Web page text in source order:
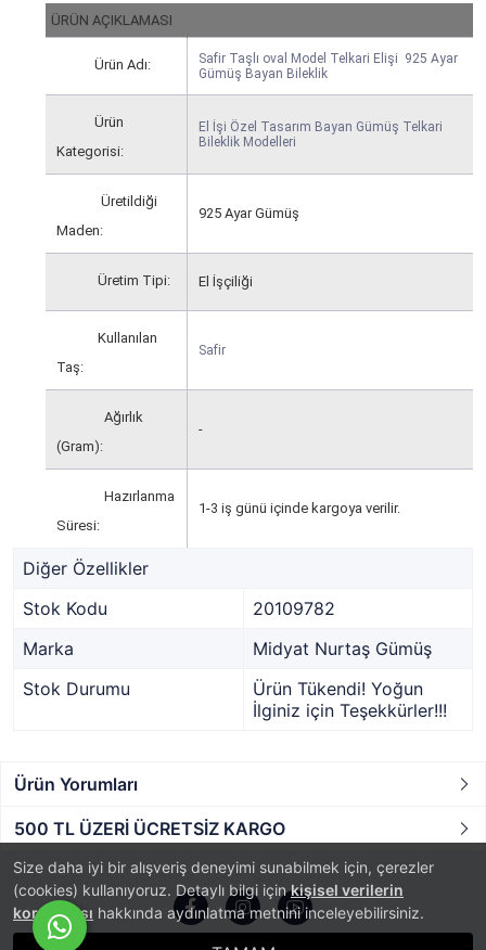
Size daha iyi bir alışveriş deneyimi sunabilmek için, çerezler
(cookies) kullanıyoruz. Detaylı bilgi içinkişisel verilerin
korunması hakkında aydınlatma metnini inceleyebilirsiniz.
ÜRÜN AÇIKLAMASI
Ürün Adı:
Safir Taşlı oval Model Telkari Elişi 925 Ayar
Gümüş Bayan Bileklik
Ürün
Kategorisi:
El İşi Özel Tasarım Bayan Gümüş Telkari
Bileklik Modelleri
Üretildiği
Maden:
925 Ayar Gümüş
Üretim Tipi: El İşçiliği
Kullanılan
Taş:
Safir
Ağırlık
(Gram):
-
Hazırlanma
Süresi:
1-3 iş günü içinde kargoya verilir.
Diğer Özellikler
Stok Kodu
20109782
Marka
Midyat Nurtaş Gümüş
Stok Durumu
Ürün Tükendi! Yoğun
İlginiz için Teşekkürler!!!
Ürün Yorumları
500 TL ÜZERİ ÜCRETSİZ KARGO